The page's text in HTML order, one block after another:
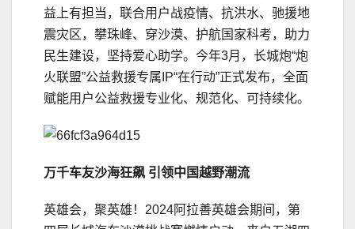
益上有担当，联合用户战疫情、抗洪水、驰援地
震灾区，攀珠峰、穿沙漠、护航国家科考，助力
民生建设，坚持爱心助学。今年3月，长城炮“炮
火联盟”公益救援专属IP“在行动”正式发布，全面
赋能用户公益救援专业化、规范化、可持续化。
万千车友沙海狂飙 引领中国越野潮流
英雄会，聚英雄！2024阿拉善英雄会期间，第